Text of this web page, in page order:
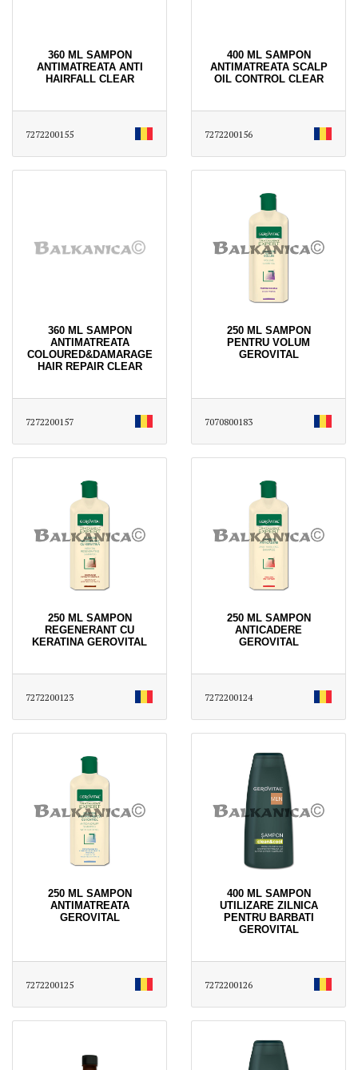
360 ML SAMPON
ANTIMATREATA ANTI
HAIRFALL CLEAR
7272200155
400 ML SAMPON
ANTIMATREATA SCALP
OIL CONTROL CLEAR
7272200156
360 ML SAMPON
ANTIMATREATA
COLOURED&DAMARAGE
HAIR REPAIR CLEAR
7272200157
250 ML SAMPON
PENTRU VOLUM
GEROVITAL
7070800183
250 ML SAMPON
REGENERANT CU
KERATINA GEROVITAL
7272200123
250 ML SAMPON
ANTICADERE
GEROVITAL
7272200124
250 ML SAMPON
ANTIMATREATA
GEROVITAL
7272200125
400 ML SAMPON
UTILIZARE ZILNICA
PENTRU BARBATI
GEROVITAL
7272200126